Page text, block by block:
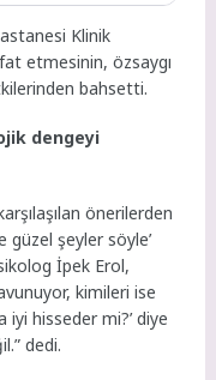
Klinik
etmesinin, özsaygı
bahsetti.
dengeyi
önerilerden
güzel şeyler söyle’
İpek Erol,
kimileri ise
hisseder mi?’ diye
dedi.